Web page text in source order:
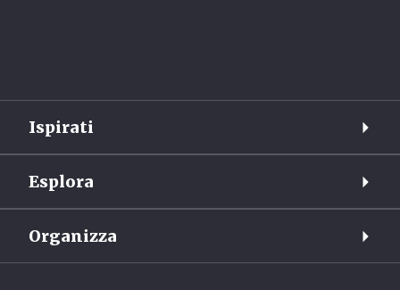
Ispirati
Esplora
Organizza